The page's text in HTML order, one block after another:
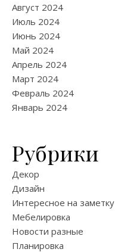
Август 2024
Июль 2024
Июнь 2024
Май 2024
Апрель 2024
Март 2024
Февраль 2024
Январь 2024
Рубрики
Декор
Дизайн
Интересное на заметку
Мебелировка
Новости разные
Планировка